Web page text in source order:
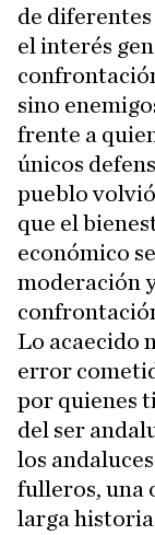
de
el interés
sino
frente a
únicos
pueblo
que el
económico
moderación
Lo acaecido
error
por quienes
del ser
los
fulleros, una
larga